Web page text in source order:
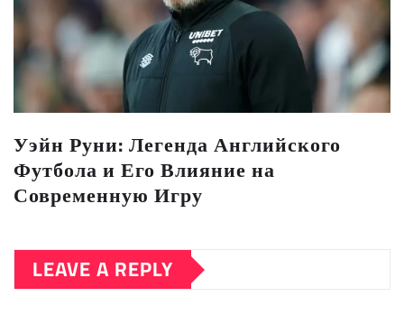
Уэйн Руни: Легенда Английского
Футбола и Его Влияние на
Современную Игру
LEAVE A REPLY